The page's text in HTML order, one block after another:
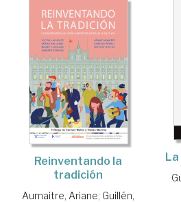
Reinventando la
tradición
Aumaitre, Ariane; Guillén,